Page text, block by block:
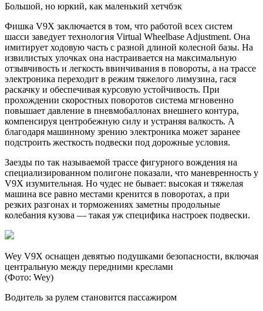
Большой, но юркий, как маленький хетчбэк
Фишка V9X заключается в том, что работой всех систем
шасси заведует технология Virtual Wheelbase Adjustment. Она
имитирует ходовую часть с разной длиной колесной базы. На
извилистых улочках она настраивается на максимальную
отзывчивость и легкость ввинчивания в повороты, а на трассе
электроника переходит в режим тяжелого лимузина, гася
раскачку и обеспечивая курсовую устойчивость. При
прохождении скоростных поворотов система мгновенно
повышает давление в пневмобаллонах внешнего контура,
компенсируя центробежную силу и устраняя валкость. А
благодаря машинному зрению электроника может заранее
подстроить жесткость подвески под дорожные условия.
Заезды по так называемой трассе фигурного вождения на
специализированном полигоне показали, что маневренность у
V9X изумительная. Но чудес не бывает: высокая и тяжелая
машина все равно местами кренится в поворотах, а при
резких разгонах и торможениях заметны продольные
колебания кузова — такая уж специфика настроек подвески.
Wey V9X оснащен девятью подушками безопасности, включая
центральную между передними креслами
(Фото: Wey)
Водитель за рулем становится пассажиром